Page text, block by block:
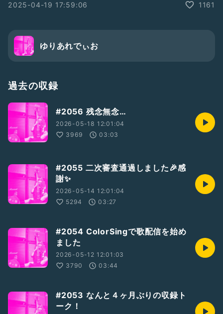
▼ホームページ →YURIA Life Plus
▼干し芋のリスト→Amazon
https://www.amazon.co.jp/hz/wishlist/ls/1CR8QERDUI2G
Z/
https://giftee.com/u/yuria-pink
▼サポーターズ・コミュニティ →Yuria LABO
ここだけの話や画像・映像とか毎月のオンライン飲み会とか
https://community.camp-fire.jp/projects/view/185125
▼YURIAのロックバンド→PINKY DOODLE POODLE (PDP)
▼YouTube→Pinky Doodle Poodle
https://www.youtube.com/@PINKYDOODLEPOODLE
▼Ｘ→YURIA
https://twitter.com/YuriaLifeMusic
https://instagram.com/yuriasmusiclife
▼ライブ配信中に描いたグッズ等→SUZURI
https://suzuri.jp/YuriaLifeMusic
https://ja.m.wikipedia.org/wiki/YURIA
2025-04-19 17:59:06
1161
ゆりあれでぃお
過去の収録
#2056 残念無念…
2026-05-18 12:01:04
3969
03:03
#2055 二次審査通過しました🎉感
謝✨
2026-05-14 12:01:04
5294
03:27
#2054 ColorSingで歌配信を始め
ました
2026-05-12 12:01:03
3790
03:44
#2053 なんと４ヶ月ぶりの収録ト
ーク！